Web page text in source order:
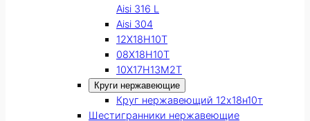
Aisi 316 L
Aisi 304
12Х18Н10Т
08Х18Н10Т
10Х17Н13М2Т
Круги нержавеющие
Круг нержавеющий 12х18н10т
Шестигранники нержавеющие